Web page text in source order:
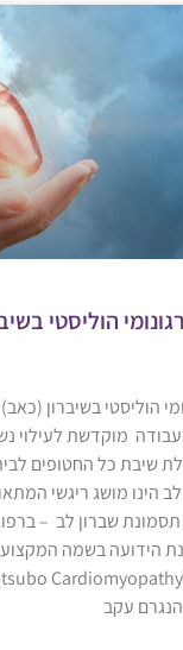
הוליסטי
הוליסטי בשיברון
2024 העבודה מוקדשת
שיבת כל החטופים
הינו מושג ריגשי
תסמונת שברון לב –
הידועה בשמה
עקב